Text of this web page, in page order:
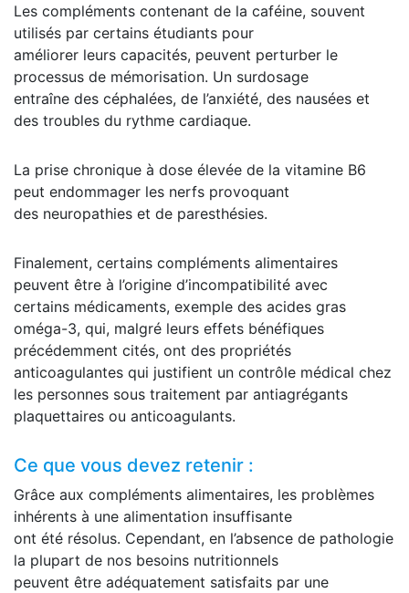
Les compléments contenant de la caféine, souvent
utilisés par certains étudiants pour
améliorer leurs capacités, peuvent perturber le
processus de mémorisation. Un surdosage
entraîne des céphalées, de l’anxiété, des nausées et
des troubles du rythme cardiaque.
La prise chronique à dose élevée de la vitamine B6
peut endommager les nerfs provoquant
des neuropathies et de paresthésies.
Finalement, certains compléments alimentaires
peuvent être à l’origine d’incompatibilité avec
certains médicaments, exemple des acides gras
oméga-3, qui, malgré leurs effets bénéfiques
précédemment cités, ont des propriétés
anticoagulantes qui justifient un contrôle médical chez
les personnes sous traitement par antiagrégants
plaquettaires ou anticoagulants.
Ce que vous devez retenir :
Grâce aux compléments alimentaires, les problèmes
inhérents à une alimentation insuffisante
ont été résolus. Cependant, en l’absence de pathologie
la plupart de nos besoins nutritionnels
peuvent être adéquatement satisfaits par une